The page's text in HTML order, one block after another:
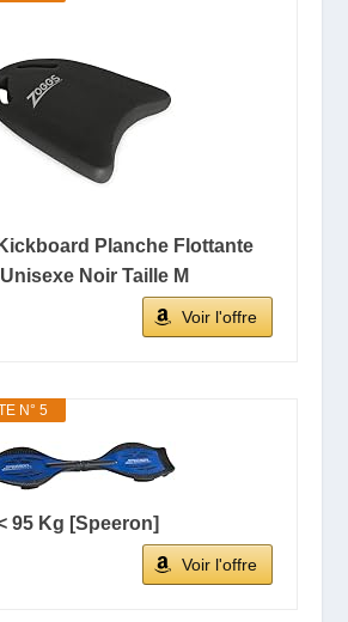
Planche Flottante
Noir Taille M
Voir l'offre
N° 5
95 Kg [Speeron]
Voir l'offre